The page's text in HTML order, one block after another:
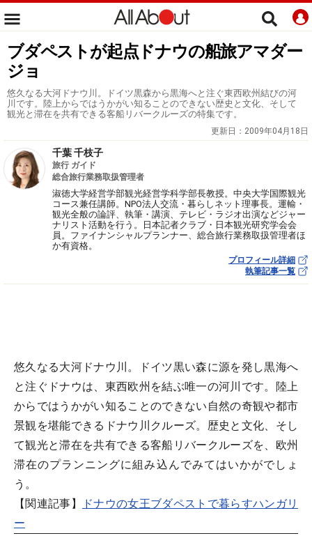
ブダペストが起点ドナウの船旅アマダー
ジョ
悠久なる大河ドナウ川。ドイツ黒森から黒海へと注ぐ東西欧州結びの河
川です。陸上からではうかがい知ることのできない歴史と文化、そして
観光と滞在を共有できる客船リバークルーズの特集です。
更新日： 2009年04月18日
千葉 千枝子
旅行 ガイド
総合旅行業務取扱管理者
淑徳大学経営学部観光経営学科学部長教授。中央大学国際観光
コース兼任講師。NPO法人交流・暮らしネット理事長。運輸・
観光全般の論評、執筆・講演、テレビ・ラジオ出演などジャー
ナリスト活動を行う。日本記者クラブ・日本観光研究学会会
員。ファイナンシャルプランナー、総合旅行業務取扱管理者ほ
か有資格。
プロフィール詳細
執筆記事一覧
悠久なる大河ドナウ川。ドイツ黒い森に源を発し黒海へ
と注ぐドナウは、東西欧州を結ぶ唯一の河川です。陸上
からではうかがい知ることのできない自然の奇観や都市
景観を堪能できるドナウ川クルーズ。歴史と文化、そし
て観光と滞在を共有できる客船リバークルーズを、欧州
滞在のプランニングに組み込んでみてはいかがでしょ
う。
【関連記事】
ドナウの女王ブダペストで暮らすハンガリ
ー